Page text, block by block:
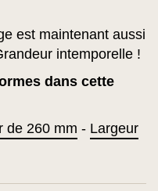
est maintenant aussi
intemporelle !
dans cette
de 260 mm - Largeur